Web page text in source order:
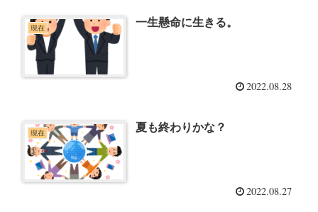
現在 一生懸命に生きる。
2022.08.28
現在 夏も終わりかな？
2022.08.27